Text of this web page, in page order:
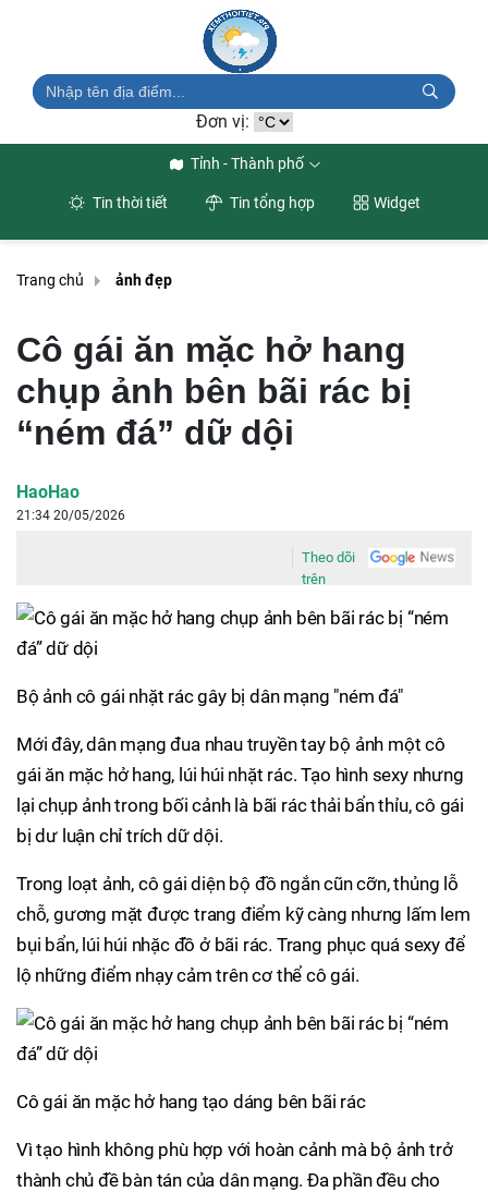
Đơn vị:
Tỉnh - Thành phố
Tin thời tiết Tin tổng hợp Widget
Trang chủ ảnh đẹp
Cô gái ăn mặc hở hang
chụp ảnh bên bãi rác bị
“ném đá” dữ dội
HaoHao
21:34 20/05/2026
Theo dõi
trên
Bộ ảnh cô gái nhặt rác gây bị dân mạng "ném đá"
Mới đây, dân mạng đua nhau truyền tay bộ ảnh một cô
gái ăn mặc hở hang, lúi húi nhặt rác. Tạo hình sexy nhưng
lại chụp ảnh trong bối cảnh là bãi rác thải bẩn thỉu, cô gái
bị dư luận chỉ trích dữ dội.
Trong loạt ảnh, cô gái diện bộ đồ ngắn cũn cỡn, thủng lỗ
chỗ, gương mặt được trang điểm kỹ càng nhưng lấm lem
bụi bẩn, lúi húi nhặc đồ ở bãi rác. Trang phục quá sexy để
lộ những điểm nhạy cảm trên cơ thể cô gái.
Cô gái ăn mặc hở hang tạo dáng bên bãi rác
Vì tạo hình không phù hợp với hoàn cảnh mà bộ ảnh trở
thành chủ đề bàn tán của dân mạng. Đa phần đều cho